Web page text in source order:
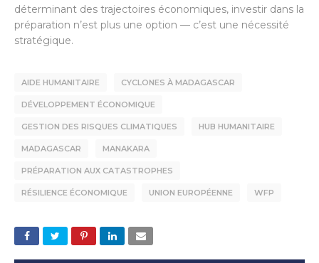
déterminant des trajectoires économiques, investir dans la
préparation n’est plus une option — c’est une nécessité
stratégique.
AIDE HUMANITAIRE CYCLONES À MADAGASCAR
DÉVELOPPEMENT ÉCONOMIQUE
GESTION DES RISQUES CLIMATIQUES HUB HUMANITAIRE
MADAGASCAR MANAKARA
PRÉPARATION AUX CATASTROPHES
RÉSILIENCE ÉCONOMIQUE UNION EUROPÉENNE WFP